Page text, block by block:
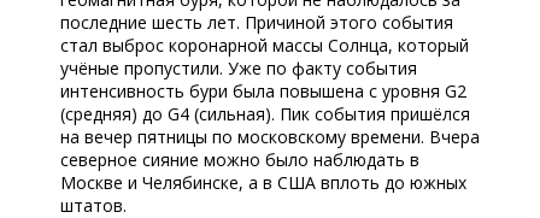
последние шесть лет. Причиной этого события
стал выброс коронарной массы Солнца, который
учёные пропустили. Уже по факту события
интенсивность бури была повышена с уровня G2
(средняя) до G4 (сильная). Пик события пришёлся
на вечер пятницы по московскому времени. Вчера
северное сияние можно было наблюдать в
Москве и Челябинске, а в США вплоть до южных
штатов.